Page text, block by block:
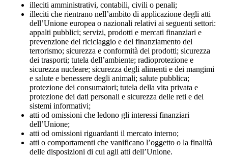
illeciti amministrativi, contabili, civili o penali;
illeciti che rientrano nell’ambito di applicazione degli atti
dell’Unione europea o nazionali relativi ai seguenti settori:
appalti pubblici; servizi, prodotti e mercati finanziari e
prevenzione del riciclaggio e del finanziamento del
terrorismo; sicurezza e conformità dei prodotti; sicurezza
dei trasporti; tutela dell’ambiente; radioprotezione e
sicurezza nucleare; sicurezza degli alimenti e dei mangimi
e salute e benessere degli animali; salute pubblica;
protezione dei consumatori; tutela della vita privata e
protezione dei dati personali e sicurezza delle reti e dei
sistemi informativi;
atti od omissioni che ledono gli interessi finanziari
dell’Unione;
atti od omissioni riguardanti il mercato interno;
atti o comportamenti che vanificano l’oggetto o la finalità
delle disposizioni di cui agli atti dell’Unione.